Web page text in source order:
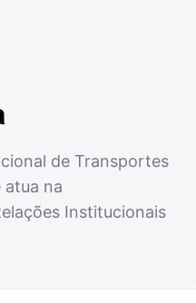
de Transportes
na
Institucionais